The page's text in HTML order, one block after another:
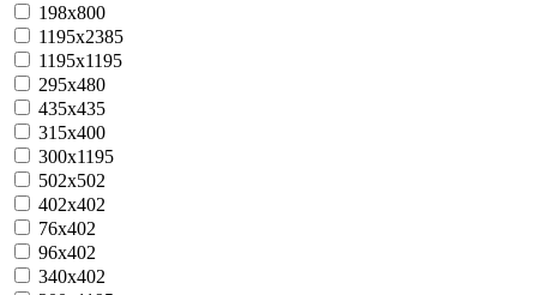
198x800
1195x2385
1195x1195
295x480
435х435
315х400
300x1195
502x502
402x402
76х402
96x402
340х402